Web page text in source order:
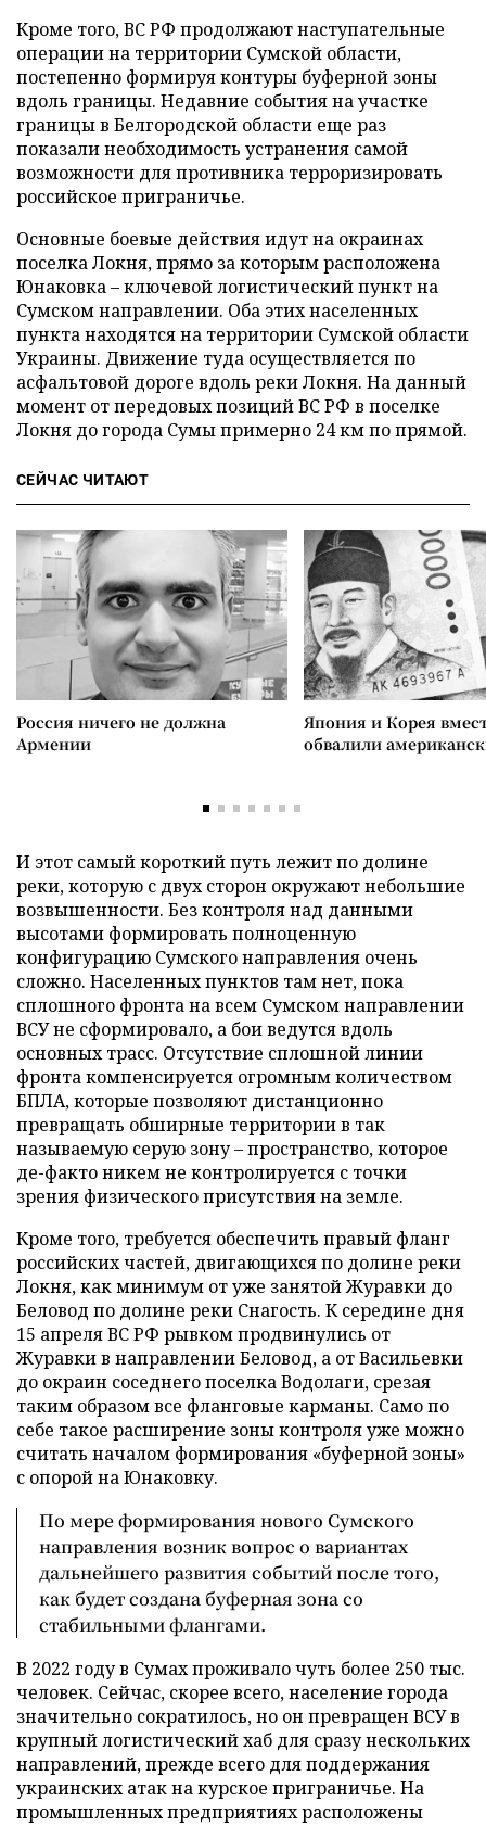
Кроме того, ВС РФ продолжают наступательные
операции на территории Сумской области,
постепенно формируя контуры буферной зоны
вдоль границы. Недавние события на участке
границы в Белгородской области еще раз
показали необходимость устранения самой
возможности для противника терроризировать
российское приграничье.
Основные боевые действия идут на окраинах
поселка Локня, прямо за которым расположена
Юнаковка – ключевой логистический пункт на
Сумском направлении. Оба этих населенных
пункта находятся на территории Сумской области
Украины. Движение туда осуществляется по
асфальтовой дороге вдоль реки Локня. На данный
момент от передовых позиций ВС РФ в поселке
Локня до города Сумы примерно 24 км по прямой.
СЕЙЧАС ЧИТАЮТ
Россия ничего не должна
Армении
Япония и Корея
обвалили
И этот самый короткий путь лежит по долине
реки, которую с двух сторон окружают небольшие
возвышенности. Без контроля над данными
высотами формировать полноценную
конфигурацию Сумского направления очень
сложно. Населенных пунктов там нет, пока
сплошного фронта на всем Сумском направлении
ВСУ не сформировало, а бои ведутся вдоль
основных трасс. Отсутствие сплошной линии
фронта компенсируется огромным количеством
БПЛА, которые позволяют дистанционно
превращать обширные территории в так
называемую серую зону – пространство, которое
де-факто никем не контролируется с точки
зрения физического присутствия на земле.
Кроме того, требуется обеспечить правый фланг
российских частей, двигающихся по долине реки
Локня, как минимум от уже занятой Журавки до
Беловод по долине реки Снагость. К середине дня
15 апреля ВС РФ рывком продвинулись от
Журавки в направлении Беловод, а от Васильевки
до окраин соседнего поселка Водолаги, срезая
таким образом все фланговые карманы. Само по
себе такое расширение зоны контроля уже можно
считать началом формирования «буферной зоны»
с опорой на Юнаковку.
По мере формирования нового Сумского
направления возник вопрос о вариантах
дальнейшего развития событий после того,
как будет создана буферная зона со
стабильными флангами.
В 2022 году в Сумах проживало чуть более 250 тыс.
человек. Сейчас, скорее всего, население города
значительно сократилось, но он превращен ВСУ в
крупный логистический хаб для сразу нескольких
направлений, прежде всего для поддержания
украинских атак на курское приграничье. На
промышленных предприятиях расположены